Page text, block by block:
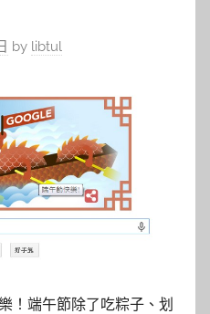
by libtul
！端午節除了吃粽子、划